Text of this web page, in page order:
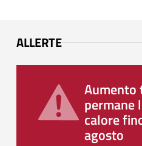
ALLERTE
Aumento
permane
calore
agosto